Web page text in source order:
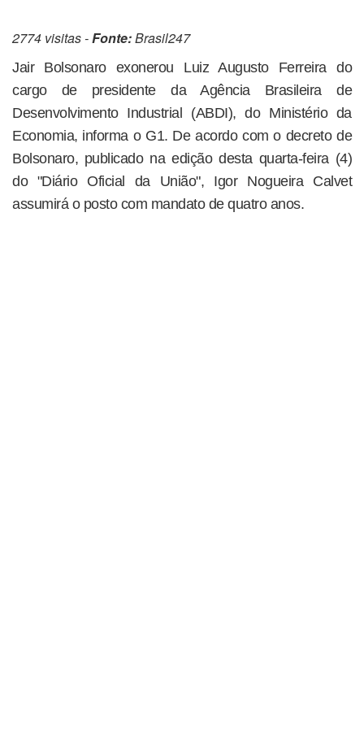
2774 visitas -Fonte:Brasil247
Jair Bolsonaro exonerou Luiz Augusto Ferreira do
cargo de presidente da Agência Brasileira de
Desenvolvimento Industrial (ABDI), do Ministério da
Economia, informa o G1. De acordo com o decreto de
Bolsonaro, publicado na edição desta quarta-feira (4)
do "Diário Oficial da União", Igor Nogueira Calvet
assumirá o posto com mandato de quatro anos.